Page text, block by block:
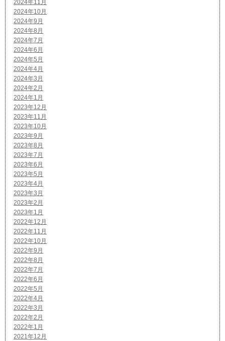
2024年11月
2024年10月
2024年9月
2024年8月
2024年7月
2024年6月
2024年5月
2024年4月
2024年3月
2024年2月
2024年1月
2023年12月
2023年11月
2023年10月
2023年9月
2023年8月
2023年7月
2023年6月
2023年5月
2023年4月
2023年3月
2023年2月
2023年1月
2022年12月
2022年11月
2022年10月
2022年9月
2022年8月
2022年7月
2022年6月
2022年5月
2022年4月
2022年3月
2022年2月
2022年1月
2021年12月